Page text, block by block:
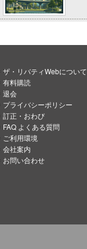
ザ・リバティWebについて
有料購読
退会
プライバシーポリシー
訂正・おわび
FAQ よくある質問
ご利用環境
会社案内
お問い合わせ